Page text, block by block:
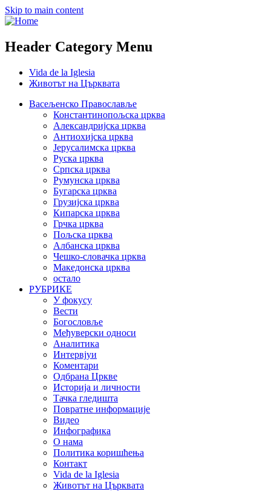
Skip to main content
Header Category Menu
Vida de la Iglesia
Животът на Църквата
Васељенско Православље
Константинопољска црква
Александријска црква
Антиохијска црква
Јерусалимска црква
Руска црква
Српска црква
Румунска црква
Бугарска црква
Грузијска црква
Кипарска црква
Грчка црква
Пољска црква
Албанска црква
Чешко-словачка црква
Македонска црква
остало
РУБРИКЕ
У фокусу
Вести
Богословље
Међуверски односи
Аналитика
Интервјуи
Коментари
Одбрана Цркве
Историја и личности
Тачка гледишта
Повратне информације
Видео
Инфографика
О нама
Политика коришћења
Контакт
Vida de la Iglesia
Животът на Църквата